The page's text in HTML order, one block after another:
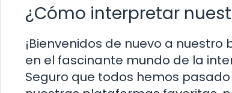
¿Cómo interpretar
¡Bienvenidos de nuevo a
en el fascinante mundo de la
Seguro que todos hemos